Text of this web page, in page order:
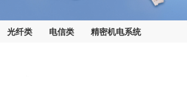
光纤类 电信类 精密机电系统